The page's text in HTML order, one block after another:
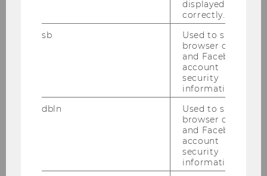
ECOLIT 2
ao. Univ. Prof. Dr. Andreas Novy
Irene Monasterolo Ph.D.
Univ. Prof. Dr. Sigrid Stagl
WU-Project Briglauer 19
displayed
correctly.
sb
Used to save
browser details
and Facebook
account
security
information.
dbln
Used to save
browser details
and Facebook
account
security
information.